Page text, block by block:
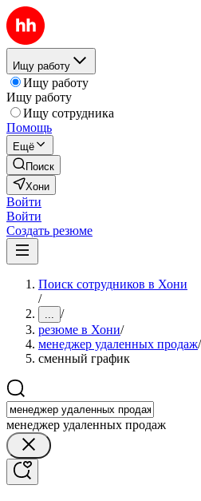
Ищу работу
Ищу работу
Ищу работу
Ищу сотрудника
Помощь
Ещё
Поиск
Хони
Войти
Войти
Создать резюме
Поиск сотрудников в Хони
/
... /
резюме в Хони/
менеджер удаленных продаж/
сменный график
менеджер удаленных продаж